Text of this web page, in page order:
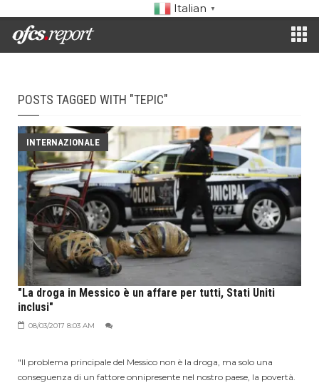
Italian ▼
POSTS TAGGED WITH "TEPIC"
INTERNAZIONALE
"La droga in Messico è un affare per tutti, Stati Uniti
inclusi"
08/03/2017 8:03 AM
"Il problema principale del Messico non è la droga, ma solo una
conseguenza di un fattore onnipresente nel nostro paese, la povertà.